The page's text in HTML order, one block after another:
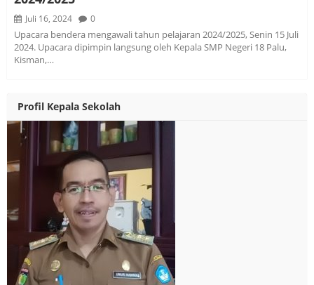
Juli 16, 2024 0
Upacara bendera mengawali tahun pelajaran 2024/2025, Senin 15 Juli
2024. Upacara dipimpin langsung oleh Kepala SMP Negeri 18 Palu,
Kisman,…
Profil Kepala Sekolah